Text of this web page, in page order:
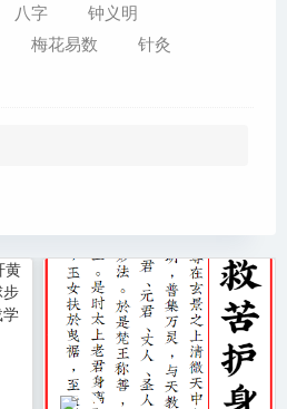
八字
钟义明
梅花易数
针灸